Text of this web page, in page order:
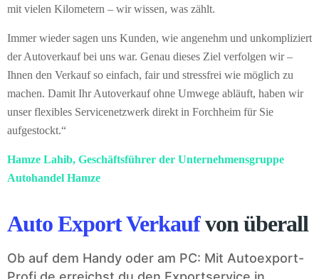
mit vielen Kilometern – wir wissen, was zählt.
Immer wieder sagen uns Kunden, wie angenehm und unkompliziert
der Autoverkauf bei uns war. Genau dieses Ziel verfolgen wir –
Ihnen den Verkauf so einfach, fair und stressfrei wie möglich zu
machen. Damit Ihr Autoverkauf ohne Umwege abläuft, haben wir
unser flexibles Servicenetzwerk direkt in Forchheim für Sie
aufgestockt.“
Hamze Lahib, Geschäftsführer der Unternehmensgruppe
Autohandel Hamze
Auto Export Verkaufvon überall
Ob auf dem Handy oder am PC: Mit Autoexport-